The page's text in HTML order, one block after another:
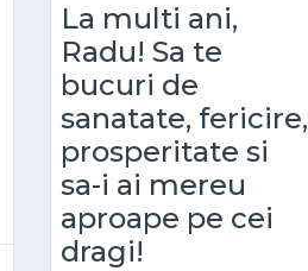
La multi ani,
Radu! Sa te
bucuri de
sanatate, fericire,
prosperitate si
sa-i ai mereu
aproape pe cei
dragi!